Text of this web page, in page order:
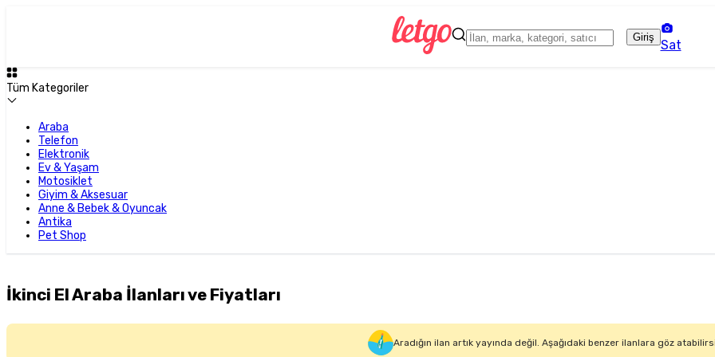
Giriş
Sat
Tüm Kategoriler
Araba
Telefon
Elektronik
Ev & Yaşam
Motosiklet
Giyim & Aksesuar
Anne & Bebek & Oyuncak
Antika
Pet Shop
İkinci El Araba İlanları ve Fiyatları
Aradığın ilan artık yayında değil. Aşağıdaki benzer ilanlara göz